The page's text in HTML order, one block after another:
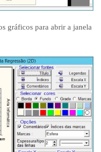
i
ã
a
r
e
c
e
r
n
o
gráficos para abrir a janela